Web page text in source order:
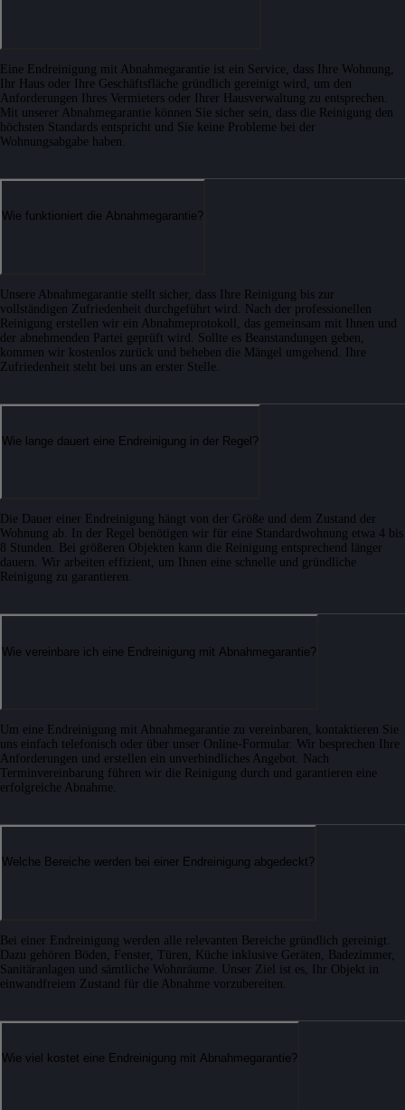
Eine Endreinigung mit Abnahmegarantie ist ein Service, dass Ihre Wohnung,
Ihr Haus oder Ihre Geschäftsfläche gründlich gereinigt wird, um den
Anforderungen Ihres Vermieters oder Ihrer Hausverwaltung zu entsprechen.
Mit unserer Abnahmegarantie können Sie sicher sein, dass die Reinigung den
höchsten Standards entspricht und Sie keine Probleme bei der
Wohnungsabgabe haben.
Wie funktioniert die Abnahmegarantie?
Unsere Abnahmegarantie stellt sicher, dass Ihre Reinigung bis zur
vollständigen Zufriedenheit durchgeführt wird. Nach der professionellen
Reinigung erstellen wir ein Abnahmeprotokoll, das gemeinsam mit Ihnen und
der abnehmenden Partei geprüft wird. Sollte es Beanstandungen geben,
kommen wir kostenlos zurück und beheben die Mängel umgehend. Ihre
Zufriedenheit steht bei uns an erster Stelle.
Wie lange dauert eine Endreinigung in der Regel?
Die Dauer einer Endreinigung hängt von der Größe und dem Zustand der
Wohnung ab. In der Regel benötigen wir für eine Standardwohnung etwa 4 bis
8 Stunden. Bei größeren Objekten kann die Reinigung entsprechend länger
dauern. Wir arbeiten effizient, um Ihnen eine schnelle und gründliche
Reinigung zu garantieren.
Wie vereinbare ich eine Endreinigung mit Abnahmegarantie?
Um eine Endreinigung mit Abnahmegarantie zu vereinbaren, kontaktieren Sie
uns einfach telefonisch oder über unser Online-Formular. Wir besprechen Ihre
Anforderungen und erstellen ein unverbindliches Angebot. Nach
Terminvereinbarung führen wir die Reinigung durch und garantieren eine
erfolgreiche Abnahme.
Welche Bereiche werden bei einer Endreinigung abgedeckt?
Bei einer Endreinigung werden alle relevanten Bereiche gründlich gereinigt.
Dazu gehören Böden, Fenster, Türen, Küche inklusive Geräten, Badezimmer,
Sanitäranlagen und sämtliche Wohnräume. Unser Ziel ist es, Ihr Objekt in
einwandfreiem Zustand für die Abnahme vorzubereiten.
Wie viel kostet eine Endreinigung mit Abnahmegarantie?